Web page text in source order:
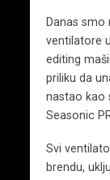
Danas smo
ventilatore
editing
priliku da
nastao kao
Seasonic
Svi
brendu,